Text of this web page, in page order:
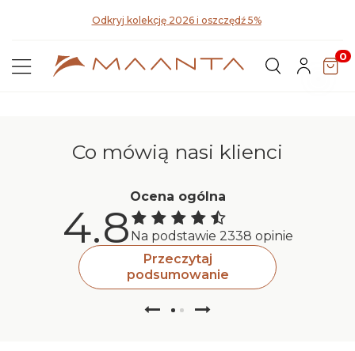
Odkryj kolekcję 2026 i oszczędź 5%
0
Co mówią nasi klienci
Ocena ogólna
4.8 Na podstawie 2338 opinie
Przeczytaj
podsumowanie